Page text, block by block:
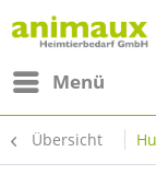
Menü
Übersicht